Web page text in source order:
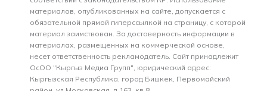
материалов, опубликованных на сайте, допускается с
обязательной прямой гиперссылкой на страницу, с которой
материал заимствован. За достоверность информации в
материалах, размещенных на коммерческой основе,
несет ответственность рекламодатель. Сайт принадлежит
ОсОО "Кыргыз Медиа Групп", юридический адрес:
Кыргызская Республика, город Бишкек, Первомайский